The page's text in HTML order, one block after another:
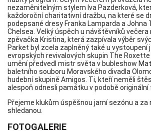
nezaměnitelným stylem Iva Pazderková,
každoroční charitativní dražbu, na které se
podepsané dresy Franka Lamparda a Johna
Chelsea. Velký úspěch u návštěvníků
zpěvačka Kristina, která zazpívala výběr
Parket byl zcela zaplněný také u vystoupení
evropských revivalových skupin The Roxette
umění předvedl mistr světa v bubleshow
baletního souboru Moravského divadla
hudební skupině Amigos. Ti, kteří neměli
alespoň odnesli památku v podobě originální
Přejeme klukům úspěšnou jarní sezónu a za
shledanou.
FOTOGALERIE